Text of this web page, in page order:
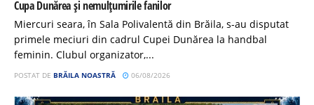
Cupa Dunărea și nemulțumirile fanilor
Miercuri seara, în Sala Polivalentă din Brăila, s-au disputat
primele meciuri din cadrul Cupei Dunărea la handbal
feminin. Clubul organizator,...
POSTAT DE BRĂILA NOASTRĂ 06/08/2026